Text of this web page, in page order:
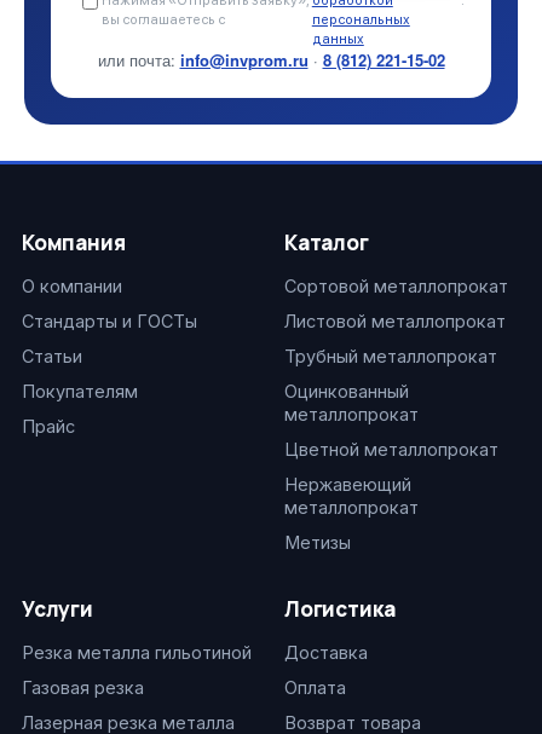
вы соглашаетесь с
персональных
данных
или почта: info@invprom.ru · 8 (812) 221-15-02
Компания
О компании
Стандарты и ГОСТы
Статьи
Покупателям
Прайс
Каталог
Сортовой металлопрокат
Листовой металлопрокат
Трубный металлопрокат
Оцинкованный
металлопрокат
Цветной металлопрокат
Нержавеющий
металлопрокат
Метизы
Услуги
Резка металла гильотиной
Газовая резка
Лазерная резка металла
Логистика
Доставка
Оплата
Возврат товара